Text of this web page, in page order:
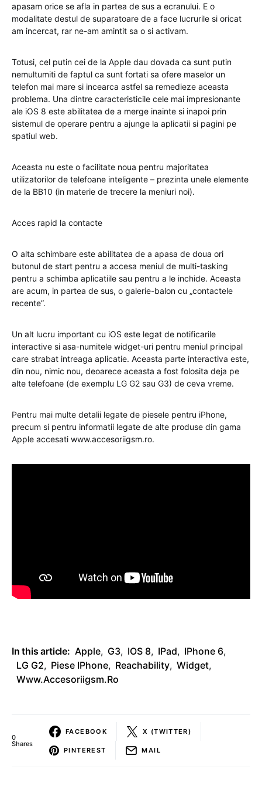
apasam orice se afla in partea de sus a ecranului. E o
modalitate destul de suparatoare de a face lucrurile si oricat
am incercat, rar ne-am amintit sa o si activam.
Totusi, cel putin cei de la Apple dau dovada ca sunt putin
nemultumiti de faptul ca sunt fortati sa ofere maselor un
telefon mai mare si incearca astfel sa remedieze aceasta
problema. Una dintre caracteristicile cele mai impresionante
ale iOS 8 este abilitatea de a merge inainte si inapoi prin
sistemul de operare pentru a ajunge la aplicatii si pagini pe
spatiul web.
Aceasta nu este o facilitate noua pentru majoritatea
utilizatorilor de telefoane inteligente – prezinta unele elemente
de la BB10 (in materie de trecere la meniuri noi).
Acces rapid la contacte
O alta schimbare este abilitatea de a apasa de doua ori
butonul de start pentru a accesa meniul de multi-tasking
pentru a schimba aplicatiile sau pentru a le inchide. Aceasta
are acum, in partea de sus, o galerie-balon cu „contactele
recente”.
Un alt lucru important cu iOS este legat de notificarile
interactive si asa-numitele widget-uri pentru meniul principal
care strabat intreaga aplicatie. Aceasta parte interactiva este,
din nou, nimic nou, deoarece aceasta a fost folosita deja pe
alte telefoane (de exemplu LG G2 sau G3) de ceva vreme.
Pentru mai multe detalii legate de piesele pentru iPhone,
precum si pentru informatii legate de alte produse din gama
Apple accesati www.accesoriigsm.ro.
In this article: Apple, G3, IOS 8, IPad, IPhone 6,
LG G2, Piese IPhone, Reachability, Widget,
Www.accesoriigsm.ro
0
Shares
FACEBOOK X (TWITTER)
PINTEREST MAIL